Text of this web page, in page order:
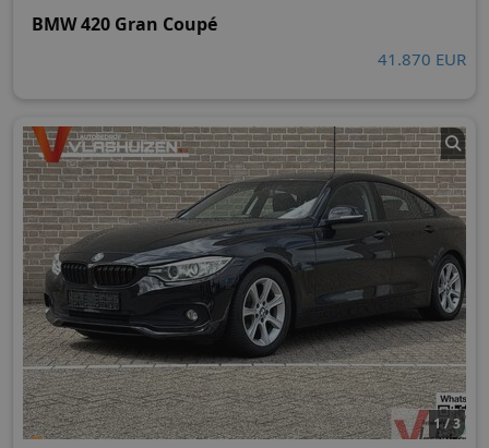
BMW 420 Gran Coupé
41.870 EUR
1 / 3